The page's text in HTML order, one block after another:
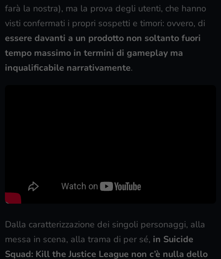
farà la nostra), ma la prova degli utenti, che hanno
visti confermati i propri sospetti e timori: ovvero, di
essere davanti a un prodotto non soltanto fuori
tempo massimo in termini di gameplay ma
inqualificabile narrativamente.
Dalla caratterizzazione dei singoli personaggi, alla
messa in scena, alla trama di per sé, in Suicide
Squad: Kill the Justice League non c’è nulla dello